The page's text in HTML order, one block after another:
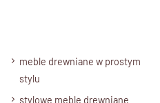
wysunięciem, drzwi lite
meble drewniane w prostym
stylu
stylowe meble drewniane